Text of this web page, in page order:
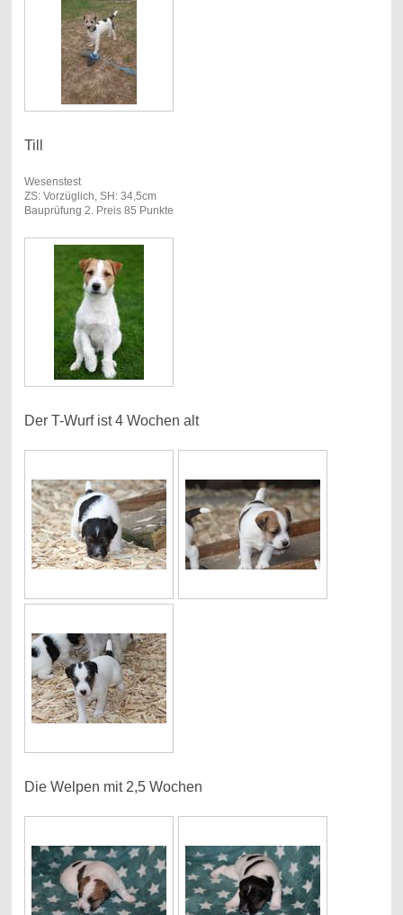
Till
Wesenstest
ZS: Vorzüglich, SH: 34,5cm
Bauprüfung 2. Preis 85 Punkte
Der T-Wurf ist 4 Wochen alt
Die Welpen mit 2,5 Wochen